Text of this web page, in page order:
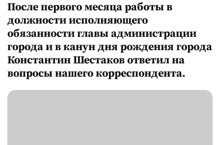
После первого месяца работы в
должности исполняющего
обязанности главы администрации
города и в канун дня рождения города
Константин Шестаков ответил на
вопросы нашего корреспондента.